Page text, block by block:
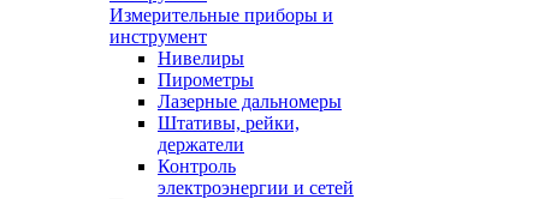
Измерительные приборы и
инструмент
Нивелиры
Пирометры
Лазерные дальномеры
Штативы, рейки,
держатели
Контроль
электроэнергии и сетей